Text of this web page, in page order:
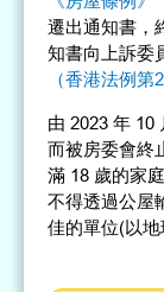
遷出通知書，
知書向上訴委
（香港法例第
由 2023 年 10
而被房委會終
滿 18 歲的家
不得透過公屋
佳的單位(以地